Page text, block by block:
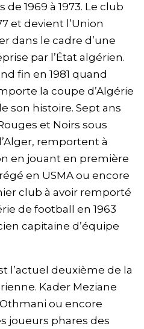
1969 à 1973. Le club
et devient l’Union
dans le cadre d’une
par l’État algérien.
fin en 1981 quand
la coupe d’Algérie
son histoire. Sept ans
et Noirs sous
remportent à
en jouant en première
en USMA ou encore
club à avoir remporté
de football en 1963
capitaine d’équipe
l’actuel deuxième de la
Kader Meziane
ou encore
joueurs phares des